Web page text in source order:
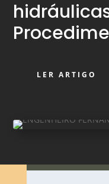
LER ARTIGO